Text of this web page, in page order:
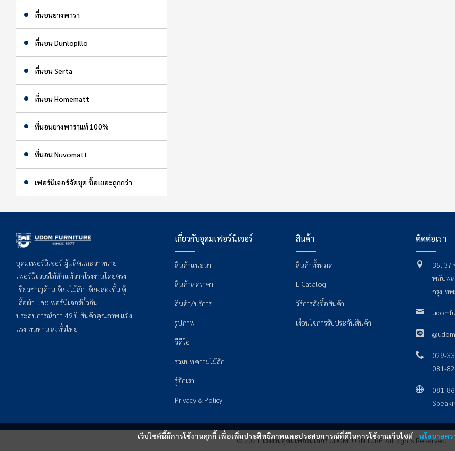
เว็บไซต์นี้มีการใช้งานคุกกี้ เพื่อเพิ่มประสิทธิภาพและประสบการณ์ที่ดีในการใช้งานเว็บไซต์ นโยบายค
ที่นอนยางพารา
ที่นอน Dunlopillo
ที่นอน Serta
ที่นอน Homematt
ที่นอนยางพาราแท้ 100%
ที่นอน Nuvomatt
เฟอร์นิเจอร์จัดชุด ซื้อเยอะถูกกว่า
อุดมเฟอร์นิเจอร์ ผู้ผลิตและจำหน่าย
เฟอร์นิเจอร์ไม้สักแท้จากโรงงานโดยตรง
เชี่ยวชาญด้านเตียงไม้สัก เตียงสองชั้น ตู้
เสื้อผ้า และเฟอร์นิเจอร์บิ้วอิน
ประสบการณ์กว่า 49 ปี สินค้าคุณภาพ แข็ง
แรง ทนทาน ส่งทั่วไทย
เกี่ยวกับอุดมเฟอร์นิเจอร์
สินค้าแนะนำ
สินค้าลดราคา
สินค้า/บริการ
รูปภาพ
วีดีโอ
รวมบทความไม้สัก
รู้จักเรา
Privacy & Policy
สินค้า
สินค้าทั้งหมด
E-Catalog
วิธีการสั่งซื้อสินค้า
เงื่อนไขการรับประกันสินค้า
ติดต่อเรา
35, 37
พลับพล
กรุงเท
029-
081-
081-
© 2021 โรงงานอุดมเฟอร์นิเจอร์ UDOMFURNITURE. All Rights Reserved.